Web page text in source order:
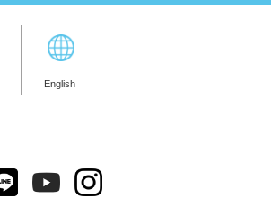
English